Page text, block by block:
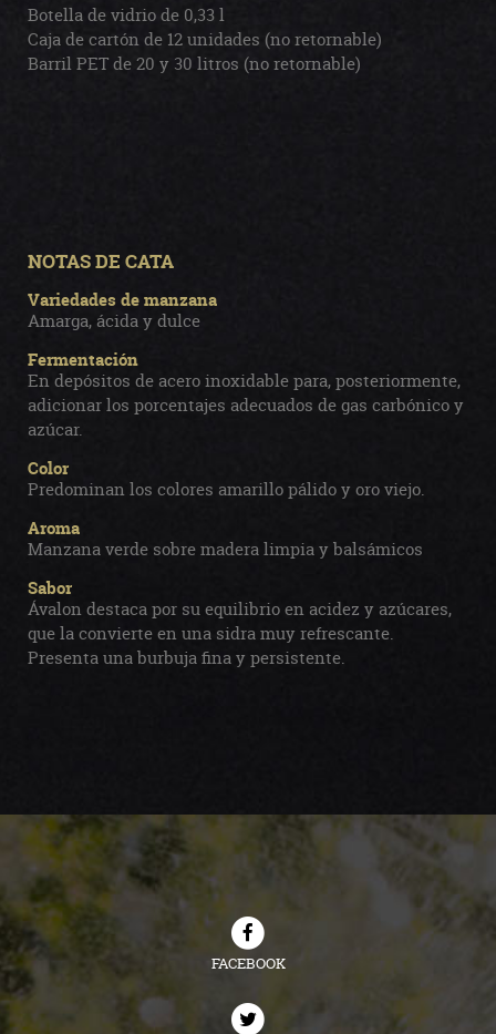
Botella de vidrio de 0,33 l
Caja de cartón de 12 unidades (no retornable)
Barril PET de 20 y 30 litros (no retornable)
NOTAS DE CATA
Variedades de manzana
Amarga, ácida y dulce
Fermentación
En depósitos de acero inoxidable para, posteriormente,
adicionar los porcentajes adecuados de gas carbónico y
azúcar.
Color
Predominan los colores amarillo pálido y oro viejo.
Aroma
Manzana verde sobre madera limpia y balsámicos
Sabor
Ávalon destaca por su equilibrio en acidez y azúcares,
que la convierte en una sidra muy refrescante.
Presenta una burbuja fina y persistente.
FACEBOOK